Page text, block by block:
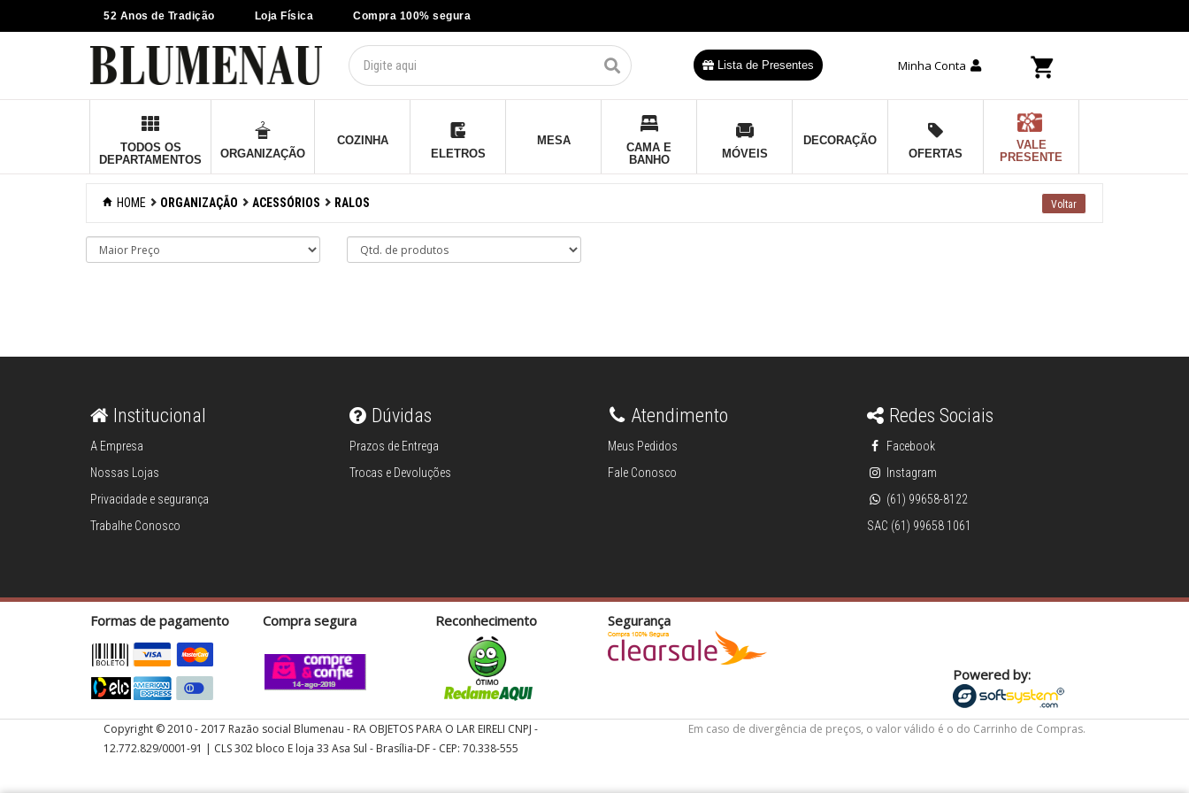
52 Anos de Tradição Loja Física Compra 100% segura
Lista de Presentes Minha Conta
×
Organização
Organizadores de
Caixas
Cestos
organizadores
Escovas
Lixeiras
Mops
Organizadores
Porta-controle
TODOS OS
DEPARTAMENTOS
ORGANIZAÇÃO
COZINHA
ELETROS
MESA
CAMA E
BANHO
MÓVEIS
DECORAÇÃO
OFERTAS
VALE
PRESENTE
HOME ORGANIZAÇÃO ACESSÓRIOS RALOS
Institucional
A Empresa
Nossas Lojas
Privacidade e segurança
Trabalhe Conosco
Dúvidas
Prazos de Entrega
Trocas e Devoluções
Atendimento
Meus Pedidos
Fale Conosco
Redes Sociais
Facebook
Instagram
(61) 99658-8122
SAC (61) 99658 1061
Formas de pagamento Compra segura Reconhecimento Segurança
Powered by:
Copyright © 2010 - 2017 Razão social Blumenau - RA OBJETOS PARA O LAR EIRELI CNPJ -
12.772.829/0001-91 | CLS 302 bloco E loja 33 Asa Sul - Brasília-DF - CEP: 70.338-555
Em caso de divergência de preços, o valor válido é o do Carrinho de Compras.